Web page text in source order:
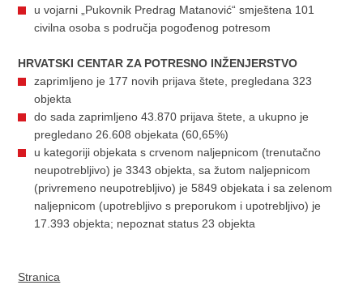
u vojarni „Pukovnik Predrag Matanović“ smještena 101
civilna osoba s područja pogođenog potresom
HRVATSKI CENTAR ZA POTRESNO INŽENJERSTVO
zaprimljeno je 177 novih prijava štete, pregledana 323
objekta
do sada zaprimljeno 43.870 prijava štete, a ukupno je
pregledano 26.608 objekata (60,65%)
u kategoriji objekata s crvenom naljepnicom (trenutačno
neupotrebljivo) je 3343 objekta, sa žutom naljepnicom
(privremeno neupotrebljivo) je 5849 objekata i sa zelenom
naljepnicom (upotrebljivo s preporukom i upotrebljivo) je
17.393 objekta; nepoznat status 23 objekta
Stranica